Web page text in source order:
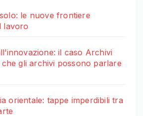
le nuove frontiere
lavoro
il caso Archivi
gli archivi possono parlare
orientale: tappe imperdibili tra